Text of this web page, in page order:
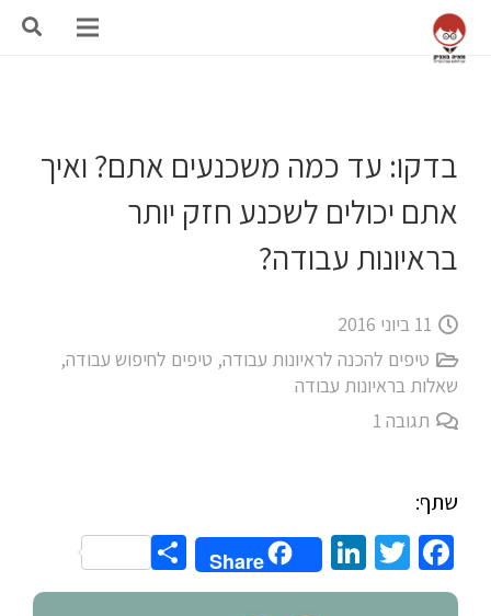
בדקו: עד כמה משכנעים אתם? ואיך
אתם יכולים לשכנע חזק יותר
בראיונות עבודה?
11 ביוני 2016
טיפים להכנה לראיונות עבודה, טיפים לחיפוש עבודה,
שאלות בראיונות עבודה
תגובה
שתף:
Facebook
Twitter
LinkedIn
Share
Share